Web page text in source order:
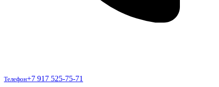
Телефон
Телефон+7 917 525-75-71